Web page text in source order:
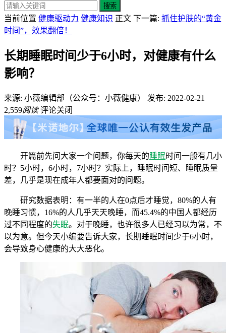
搜索
当前位置 健康驱动力 健康知识 正文 下一篇: 抓住护肤的“黄金
时间”，效果翻倍！
长期睡眠时间少于6小时，对健康有什么
影响？
来源: 小薇编辑部（公众号：小薇健康） 发布: 2022-02-21
2,559阅读 评论关闭
开篇前先问大家一个问题，你每天的睡眠时间一般有几小
时？5小时，6小时，7小时？实际上，睡眠时间短、睡眠质量
差，几乎是现在成年人都要面对的问题。
研究数据表明：有一半的人在0点后才睡觉，80%的人有
晚睡习惯，16%的人几乎天天晚睡，而45.4%的中国人都经历
过不同程度的失眠。对于晚睡，也许很多人已经习以为常，不
以为意。但今天小编要告诉大家，长期睡眠时间少于6小时，
会导致身心健康的大大恶化。